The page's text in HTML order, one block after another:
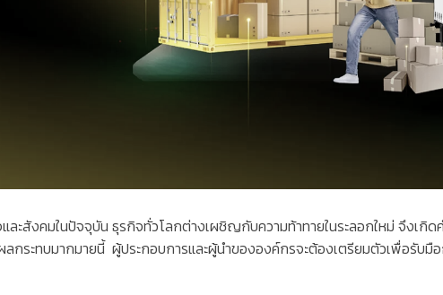
งคมในปัจจุบัน ธุรกิจทั่วโลกต่างเผชิญกับความท้าทายในระลอกใหม่ จึงเกิดค
ลกระทบมากมายนี้ ผู้ประกอบการและผู้นำขององค์กรจะต้องเตรียมตัวเพื่อรับมื